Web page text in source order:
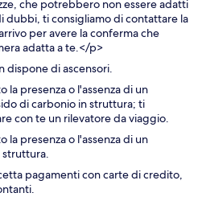
che potrebbero non essere adatti
dubbi, ti consigliamo di contattare la
per avere la conferma che
adatta a te.</p>
dispone di ascensori.
la presenza o l'assenza di un
di carbonio in struttura; ti
con te un rilevatore da viaggio.
la presenza o l'assenza di un
struttura.
pagamenti con carte di credito,